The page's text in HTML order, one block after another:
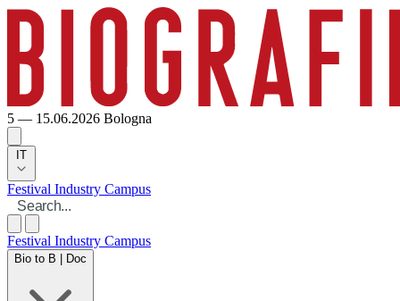
5 — 15.06.2026 Bologna
IT
Festival Industry Campus
Festival Industry Campus
Bio to B | Doc